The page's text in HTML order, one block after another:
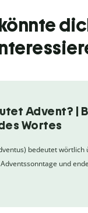
Advent? |
Wortes
bedeutet
und